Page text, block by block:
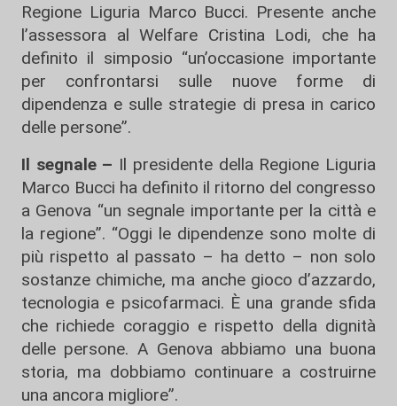
Regione Liguria Marco Bucci. Presente anche
l’assessora al Welfare Cristina Lodi, che ha
definito il simposio “un’occasione importante
per confrontarsi sulle nuove forme di
dipendenza e sulle strategie di presa in carico
delle persone”.
Il segnale – Il presidente della Regione Liguria
Marco Bucci ha definito il ritorno del congresso
a Genova “un segnale importante per la città e
la regione”. “Oggi le dipendenze sono molte di
più rispetto al passato – ha detto – non solo
sostanze chimiche, ma anche gioco d’azzardo,
tecnologia e psicofarmaci. È una grande sfida
che richiede coraggio e rispetto della dignità
delle persone. A Genova abbiamo una buona
storia, ma dobbiamo continuare a costruirne
una ancora migliore”.